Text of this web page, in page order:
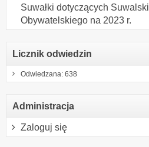
Suwałki dotyczących
Obywatelskiego na 2023 r.
Licznik odwiedzin
Odwiedzana: 638
Administracja
Zaloguj się